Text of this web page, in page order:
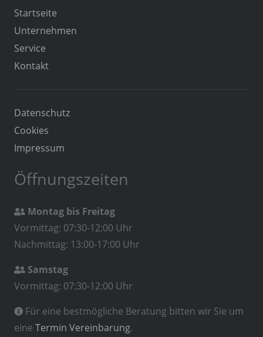
Startseite
Unternehmen
Service
Kontakt
Datenschutz
Cookies
Impressum
Öffnungszeiten
 Montag bis Freitag
Vormittag: 07:30-12:00 Uhr
Nachmittag: 13:00-17:00 Uhr
 Samstag
Vormittag: 07:30-12:00 Uhr
 Für eine bestmögliche Beratung bitten wir Sie um
eine Termin Vereinbarung.